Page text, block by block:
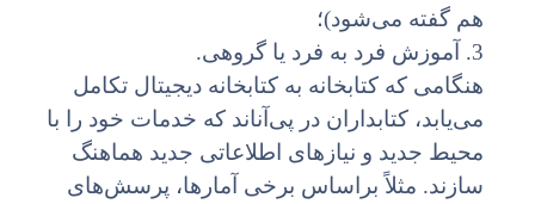
هم گفته می‌شود)؛
3. آموزش فرد به فرد یا گروهی.
هنگامی که کتابخانه به کتابخانه دیجیتال تکامل
می‌یابد، کتابداران در پی‌آنا‌ند که خدمات خود را با
محیط جدید و نیازهای اطلاعاتی جدید هماهنگ
سازند. مثلاً براساس برخی آمارها، پرسش‌های